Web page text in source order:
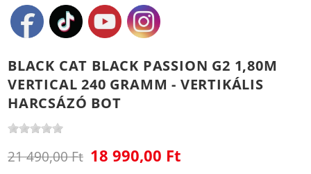
BLACK CAT BLACK PASSION G2 1,80M
VERTICAL 240 GRAMM - VERTIKÁLIS
HARCSÁZÓ BOT
21 490,00 Ft 18 990,00 Ft